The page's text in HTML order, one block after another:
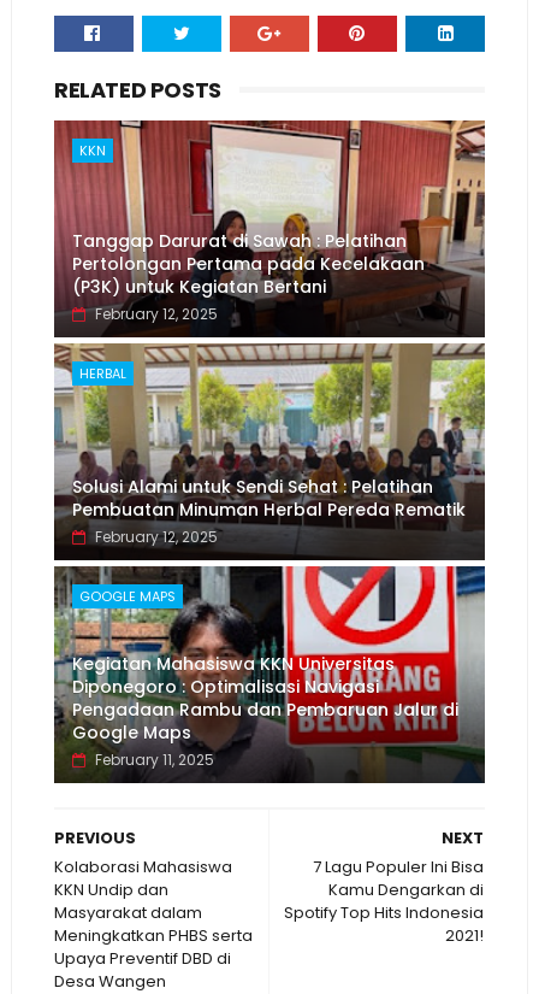
RELATED POSTS
KKN
Tanggap Darurat di Sawah : Pelatihan
Pertolongan Pertama pada Kecelakaan
(P3K) untuk Kegiatan Bertani
February 12, 2025
HERBAL
Solusi Alami untuk Sendi Sehat : Pelatihan
Pembuatan Minuman Herbal Pereda Rematik
February 12, 2025
GOOGLE MAPS
Kegiatan Mahasiswa KKN Universitas
Diponegoro : Optimalisasi Navigasi
Pengadaan Rambu dan Pembaruan Jalur di
Google Maps
February 11, 2025
NEXT
7 Lagu Populer Ini Bisa
Kamu Dengarkan di
Spotify Top Hits Indonesia
2021!
PREVIOUS
Kolaborasi Mahasiswa
KKN Undip dan
Masyarakat dalam
Meningkatkan PHBS serta
Upaya Preventif DBD di
Desa Wangen